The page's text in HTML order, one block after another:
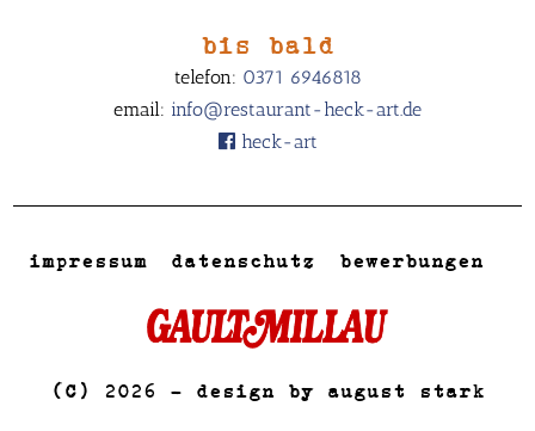
bis bald
telefon: 0371 6946818
email: info@restaurant-heck-art.de
heck-art
impressum datenschutz bewerbungen
© 2026 – design by august stark